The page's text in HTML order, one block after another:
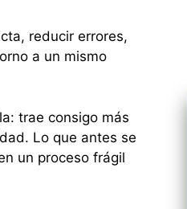
reducir errores,
a un mismo
trae consigo más
Lo que antes se
un proceso frágil